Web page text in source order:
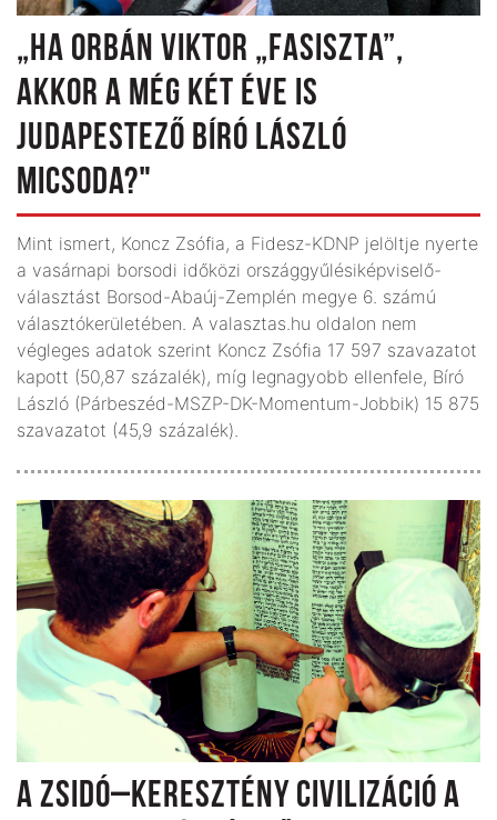
„HA ORBÁN VIKTOR „FASISZTA”,
AKKOR A MÉG KÉT ÉVE IS
JUDAPESTEZŐ BÍRÓ LÁSZLÓ
MICSODA?"
Mint ismert, Koncz Zsófia, a Fidesz-KDNP jelöltje nyerte
a vasárnapi borsodi időközi országgyűlésiképviselő-
választást Borsod-Abaúj-Zemplén megye 6. számú
választókerületében. A valasz­tas.hu oldalon nem
végleges adatok szerint Koncz Zsófia 17 597 szavazatot
kapott (50,87 százalék), míg legnagyobb ellenfele, Bíró
László (Párbeszéd-MSZP-DK-Momentum-Jobbik) 15 875
szavazatot (45,9 százalék).
A ZSIDÓ–KERESZTÉNY CIVILIZÁCIÓ A